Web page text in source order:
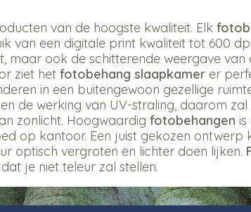
van de hoogste kwaliteit. Elk
van een digitale print kwaliteit tot 600
maar ook de schitterende weergave van
ziet het fotobehang slaapkamer er
in een buitengewoon gezellige
de werking van UV-straling, daarom
zonlicht. Hoogwaardig fotobehangen
op kantoor. Een juist gekozen ontwerp
optisch vergroten en lichter doen lijken.
je niet teleur zal stellen.